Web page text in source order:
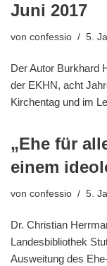
Juni 2017
von confessio 5.
Der Autor Burkhard
der EKHN, acht
Kirchentag und im
„Ehe für
einem
von confessio 5.
Dr. Christian
Landesbibliothek
Ausweitung des